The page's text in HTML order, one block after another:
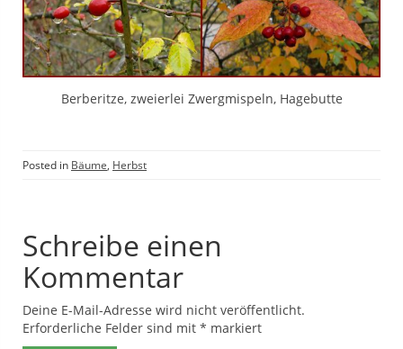
Berberitze, zweierlei Zwergmispeln, Hagebutte
Posted in Bäume, Herbst
Schreibe einen
Kommentar
Deine E-Mail-Adresse wird nicht veröffentlicht.
Erforderliche Felder sind mit * markiert